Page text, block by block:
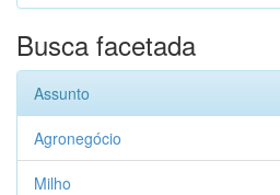
Busca facetada
Assunto
Agronegócio
Milho